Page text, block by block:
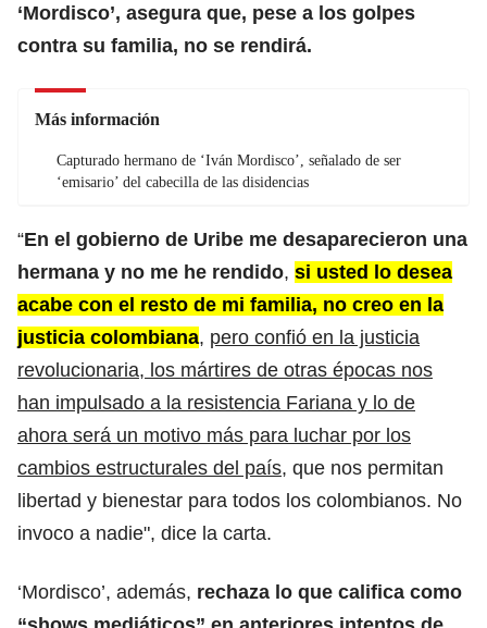
‘Mordisco’, asegura que, pese a los golpes
contra su familia, no se rendirá.
Más información
Capturado hermano de ‘Iván Mordisco’, señalado de ser
‘emisario’ del cabecilla de las disidencias
“En el gobierno de Uribe me desaparecieron una
hermana y no me he rendido, si usted lo desea
acabe con el resto de mi familia, no creo en la
justicia colombiana, pero confió en la justicia
revolucionaria, los mártires de otras épocas nos
han impulsado a la resistencia Fariana y lo de
ahora será un motivo más para luchar por los
cambios estructurales del país, que nos permitan
libertad y bienestar para todos los colombianos. No
invoco a nadie", dice la carta.
‘Mordisco’, además, rechaza lo que califica como